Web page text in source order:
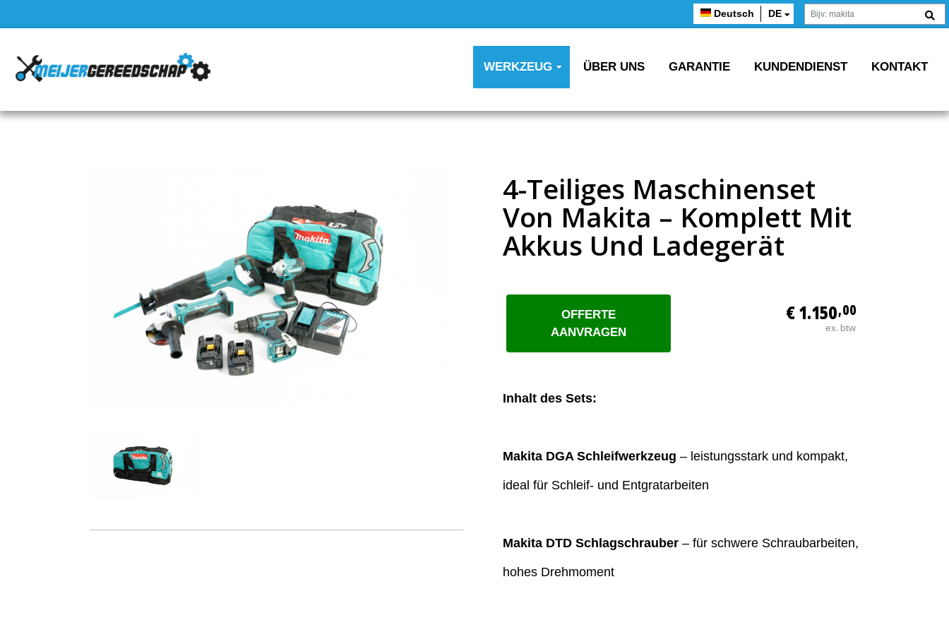
Deutsch DE
WERKZEUG ÜBER UNS GARANTIE KUNDENDIENST KONTAKT
4-Teiliges Maschinenset
Von Makita – Komplett Mit
Akkus Und Ladegerät
€ 1.150,00
ex. btw
OFFERTE
AANVRAGEN
Inhalt des Sets:
Makita DGA Schleifwerkzeug – leistungsstark und kompakt,
ideal für Schleif- und Entgratarbeiten
Makita DTD Schlagschrauber – für schwere Schraubarbeiten,
hohes Drehmoment